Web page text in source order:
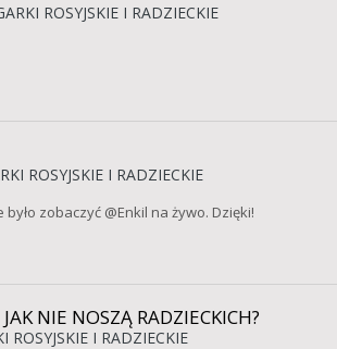
ROSYJSKIE I RADZIECKIE
ROSYJSKIE I RADZIECKIE
zobaczyć @Enkil na żywo. Dzięki!
NIE NOSZĄ RADZIECKICH?
ROSYJSKIE I RADZIECKIE